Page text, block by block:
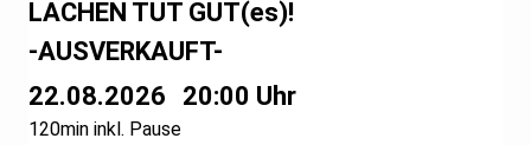
22.08.2026 20:00 Uhr
120min inkl. Pause
LACHEN TUT GUT(es)!
-AUSVERKAUFT-